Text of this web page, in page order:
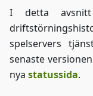
I detta
spelservers
senaste
nya statussida.